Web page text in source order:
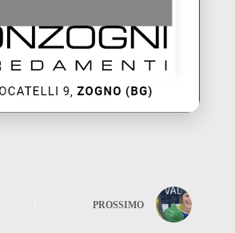
PROSSIMO